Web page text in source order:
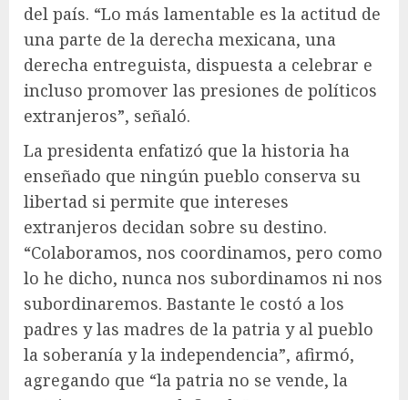
del país. “Lo más lamentable es la actitud de
una parte de la derecha mexicana, una
derecha entreguista, dispuesta a celebrar e
incluso promover las presiones de políticos
extranjeros”, señaló.
La presidenta enfatizó que la historia ha
enseñado que ningún pueblo conserva su
libertad si permite que intereses
extranjeros decidan sobre su destino.
“Colaboramos, nos coordinamos, pero como
lo he dicho, nunca nos subordinamos ni nos
subordinaremos. Bastante le costó a los
padres y las madres de la patria y al pueblo
la soberanía y la independencia”, afirmó,
agregando que “la patria no se vende, la